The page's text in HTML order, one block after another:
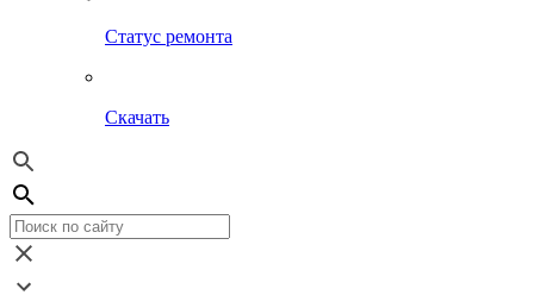
Статус ремонта
Скачать